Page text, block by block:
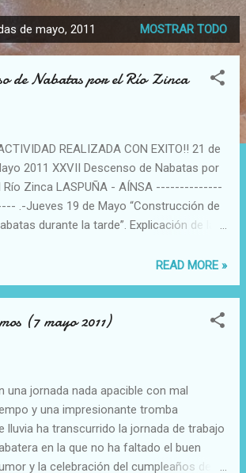
de mayo, 2011 MOSTRAR TODO
de Nabatas por el Río Zinca
REALIZADA CON EXITO!! 21 de
2011 XXVII Descenso de Nabatas por
Río Zinca LASPUÑA - AÍNSA --------------
.-Jueves 19 de Mayo “Construcción de
durante la tarde”. Explicación de la
de Mayo “Aguado de Nabatas”. Explicación
21 de Mayo 09.00 Misa Nabatera .
Almuerzo popular en la placha .
del libro "Alrededor del año mil"
Cena Nabatera en Laspuña . 24.00
popular con “Los Navata Grup”.
READ MORE »
(7 mayo 2011)
una jornada nada apacible con mal
y una impresionante tromba
lluvia ha transcurrido la jornada de trabajo
en la que no ha faltado el buen
y la celebración del cumpleaños de